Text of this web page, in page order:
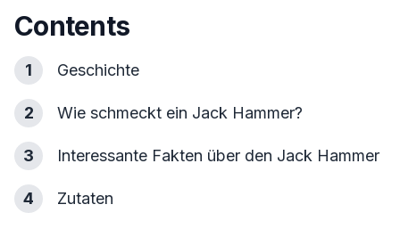
Contents
1 Geschichte
2 Wie schmeckt ein Jack Hammer?
3 Interessante Fakten über den Jack Hammer
4 Zutaten